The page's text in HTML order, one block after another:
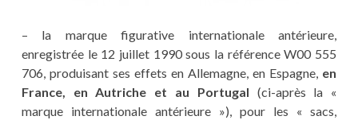
– la marque figurative internationale antérieure,
enregistrée le 12 juillet 1990 sous la référence W00 555
706, produisant ses effets en Allemagne, en Espagne, en
France, en Autriche et au Portugal (ci-après la «
marque internationale antérieure »), pour les « sacs,